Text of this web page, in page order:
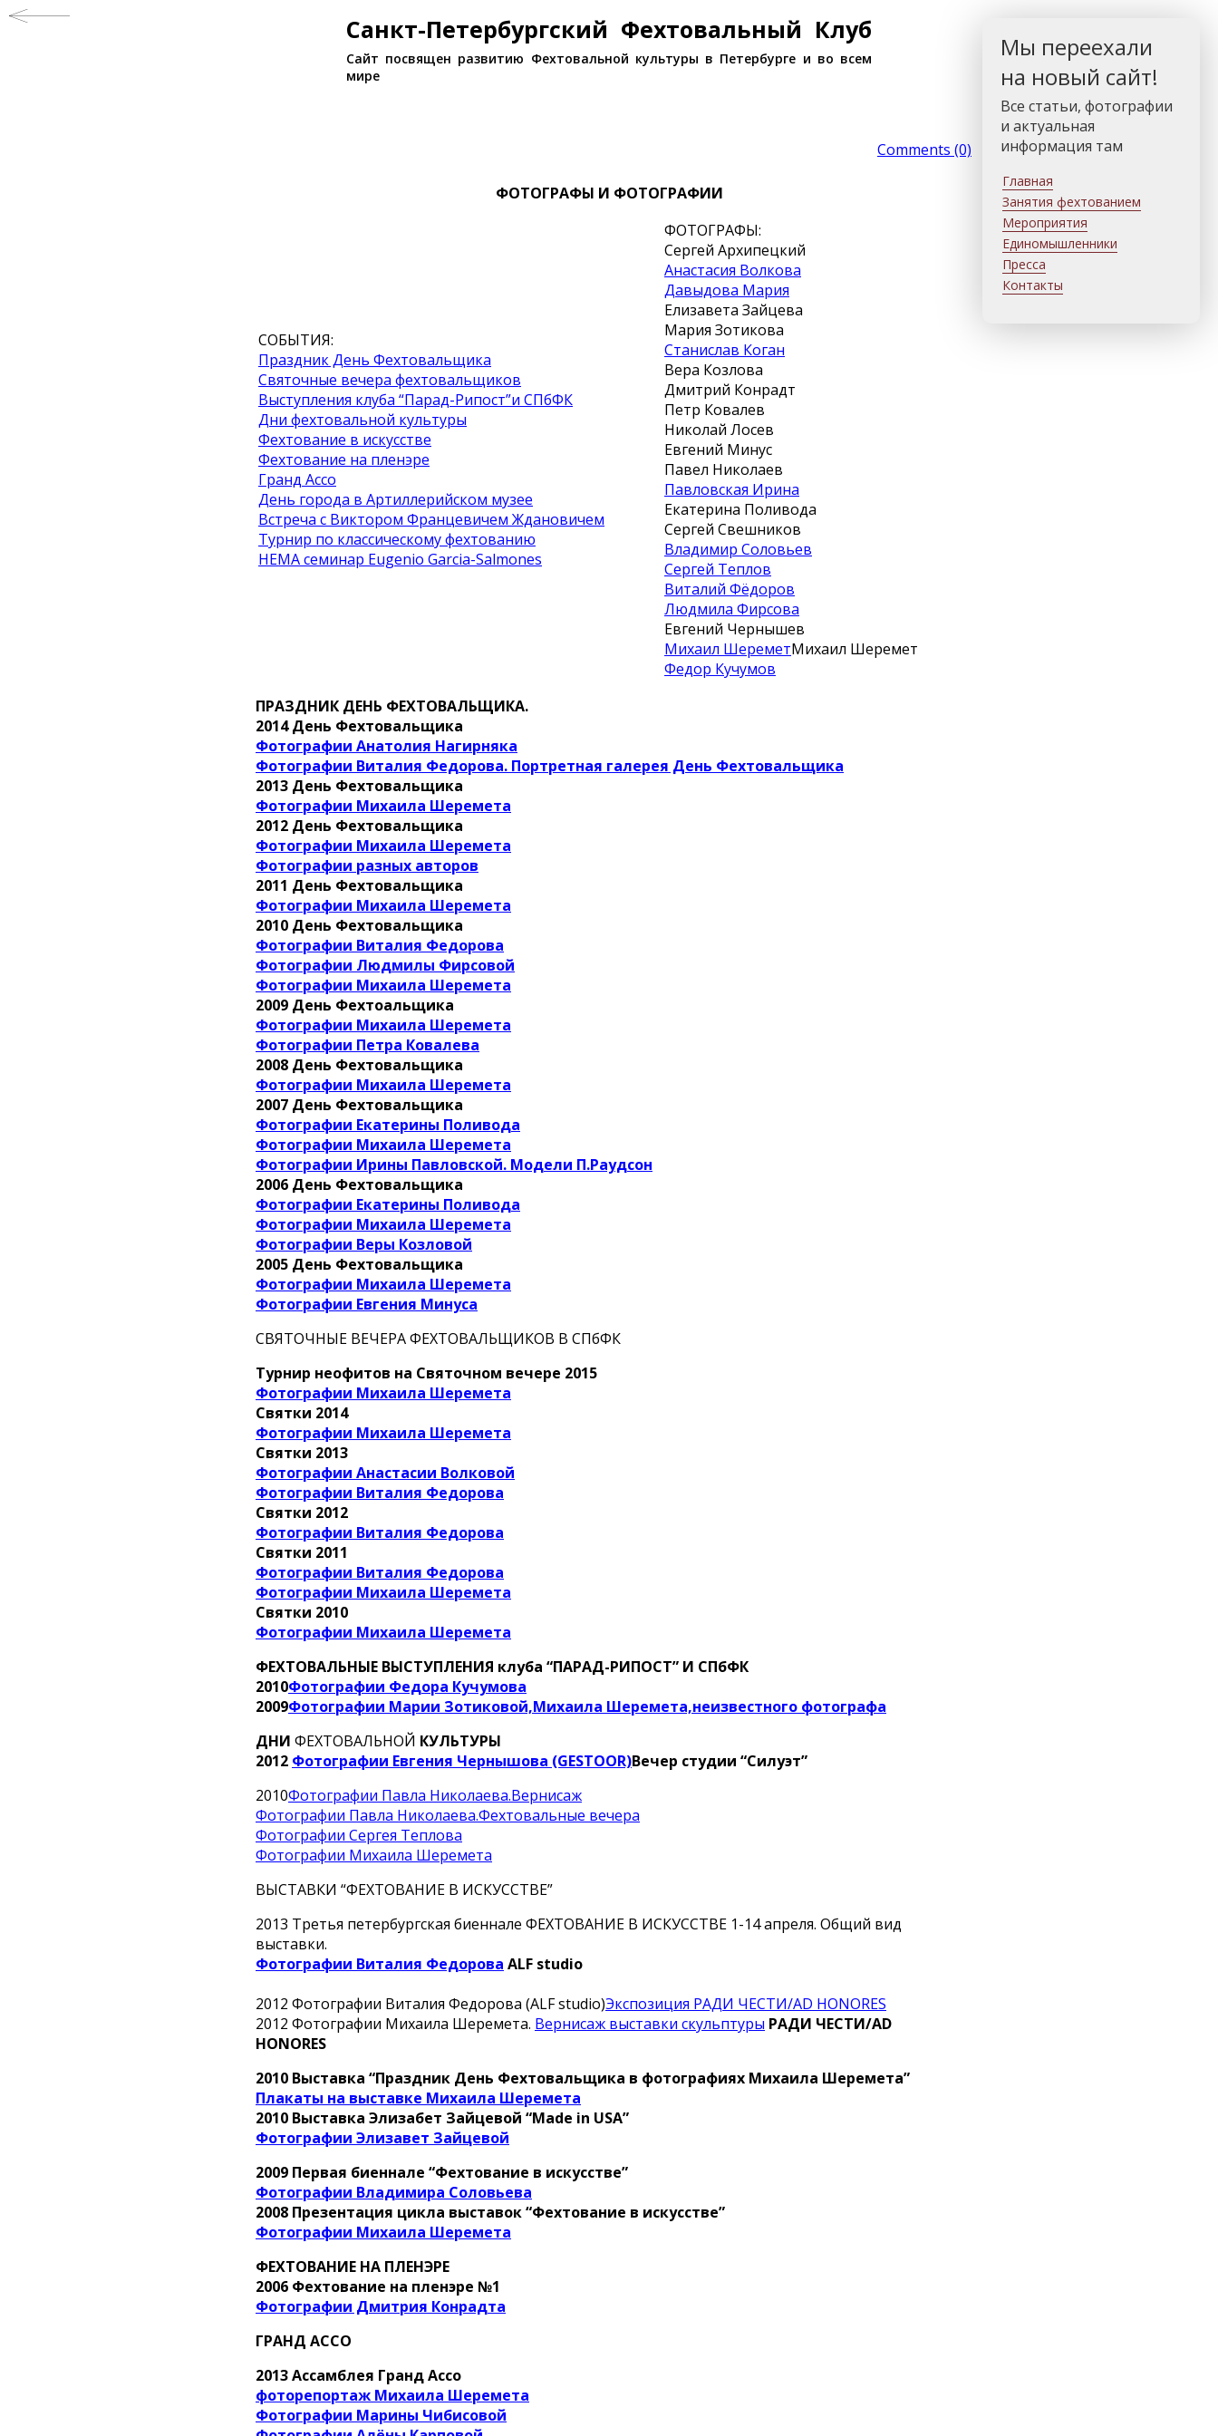
Мы переехали
на новый сайт!
Все статьи, фотографии
и актуальная
информация там
Главная
Занятия фехтованием
Мероприятия
Единомышленники
Пресса
Контакты
Санкт-Петербургский Фехтовальный Клуб
Сайт посвящен развитию Фехтовальной культуры в Петербурге и во всем
мире
Comments (0)
ФОТОГРАФЫ И ФОТОГРАФИИ
СОБЫТИЯ:
Праздник День Фехтовальщика
Святочные вечера фехтовальщиков
Выступления клуба “Парад-Рипост”и СПбФК
Дни фехтовальной культуры
Фехтование в искусстве
Фехтование на пленэре
Гранд Ассо
День города в Артиллерийском музее
Встреча с Виктором Францевичем Ждановичем
Турнир по классическому фехтованию
НЕМА семинар Eugenio Garcia-Salmones
ФОТОГРАФЫ:
Сергей Архипецкий
Анастасия Волкова
Давыдова Мария
Елизавета Зайцева
Мария Зотикова
Станислав Коган
Вера Козлова
Дмитрий Конрадт
Петр Ковалев
Николай Лосев
Евгений Минус
Павел Николаев
Павловская Ирина
Екатерина Поливода
Сергей Свешников
Владимир Соловьев
Сергей Теплов
Виталий Фёдоров
Людмила Фирсова
Евгений Чернышев
Михаил ШереметМихаил Шеремет
Федор Кучумов
ПРАЗДНИК ДЕНЬ ФЕХТОВАЛЬЩИКА.
2014 День Фехтовальщика
Фотографии Анатолия Нагирняка
Фотографии Виталия Федорова. Портретная галерея День Фехтовальщика
2013 День Фехтовальщика
Фотографии Михаила Шеремета
2012 День Фехтовальщика
Фотографии Михаила Шеремета
Фотографии разных авторов
2011 День Фехтовальщика
Фотографии Михаила Шеремета
2010 День Фехтовальщика
Фотографии Виталия Федорова
Фотографии Людмилы Фирсовой
Фотографии Михаила Шеремета
2009 День Фехтоальщика
Фотографии Михаила Шеремета
Фотографии Петра Ковалева
2008 День Фехтовальщика
Фотографии Михаила Шеремета
2007 День Фехтовальщика
Фотографии Екатерины Поливода
Фотографии Михаила Шеремета
Фотографии Ирины Павловской. Модели П.Раудсон
2006 День Фехтовальщика
Фотографии Екатерины Поливода
Фотографии Михаила Шеремета
Фотографии Веры Козловой
2005 День Фехтовальщика
Фотографии Михаила Шеремета
Фотографии Евгения Минуса
СВЯТОЧНЫЕ ВЕЧЕРА ФЕХТОВАЛЬЩИКОВ В СПбФК
Турнир неофитов на Святочном вечере 2015
Фотографии Михаила Шеремета
Святки 2014
Фотографии Михаила Шеремета
Святки 2013
Фотографии Анастасии Волковой
Фотографии Виталия Федорова
Святки 2012
Фотографии Виталия Федорова
Святки 2011
Фотографии Виталия Федорова
Фотографии Михаила Шеремета
Святки 2010
Фотографии Михаила Шеремета
ФЕХТОВАЛЬНЫЕ ВЫСТУПЛЕНИЯ клуба “ПАРАД-РИПОСТ” И СПбФК
2010Фотографии Федора Кучумова
2009Фотографии Марии Зотиковой,Михаила Шеремета,неизвестного фотографа
ДНИ ФЕХТОВАЛЬНОЙ КУЛЬТУРЫ
2012 Фотографии Евгения Чернышова (GESTOOR)Вечер студии “Силуэт”
2010Фотографии Павла Николаева.Вернисаж
Фотографии Павла Николаева.Фехтовальные вечера
Фотографии Сергея Теплова
Фотографии Михаила Шеремета
ВЫСТАВКИ “ФЕХТОВАНИЕ В ИСКУССТВЕ”
2013 Третья петербургская биеннале ФЕХТОВАНИЕ В ИСКУССТВЕ 1-14 апреля. Общий вид
выставки.
Фотографии Виталия Федорова ALF studio
2012 Фотографии Виталия Федорова (ALF studio)Экспозиция РАДИ ЧЕСТИ/AD HONORES
2012 Фотографии Михаила Шеремета. Вернисаж выставки скульптуры РАДИ ЧЕСТИ/AD
HONORES
2010 Выставка “Праздник День Фехтовальщика в фотографиях Михаила Шеремета”
Плакаты на выставке Михаила Шеремета
2010 Выставка Элизабет Зайцевой “Made in USA”
Фотографии Элизавет Зайцевой
2009 Первая биеннале “Фехтование в искусстве”
Фотографии Владимира Соловьева
2008 Презентация цикла выставок “Фехтование в искусстве”
Фотографии Михаила Шеремета
ФЕХТОВАНИЕ НА ПЛЕНЭРЕ
2006 Фехтование на пленэре №1
Фотографии Дмитрия Конрадта
ГРАНД АССО
2013 Ассамблея Гранд Ассо
фоторепортаж Михаила Шеремета
Фотографии Марины Чибисовой